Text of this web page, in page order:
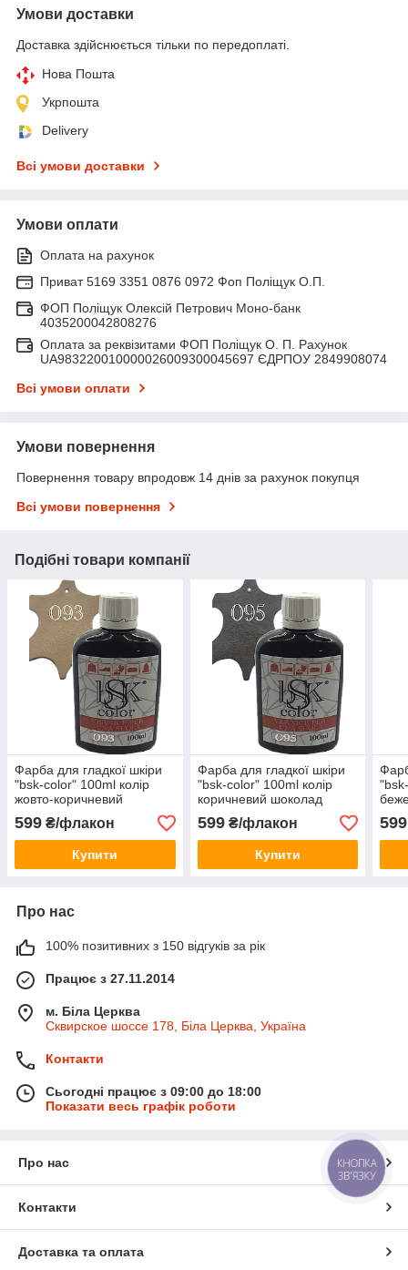
Умови доставки
Доставка здійснюється тільки по передоплаті.
Нова Пошта
Укрпошта
Delivery
Всі умови доставки
Умови оплати
Оплата на рахунок
Приват 5169 3351 0876 0972 Фоп Поліщук О.П.
ФОП Поліщук Олексій Петрович Моно-банк
4035200042808276
Оплата за реквізитами ФОП Поліщук О. П. Рахунок
UA983220010000026009300045697 ЄДРПОУ 2849908074
Всі умови оплати
Умови повернення
Повернення товару впродовж 14 днів за рахунок покупця
Всі умови повернення
Подібні товари компанії
Фарба для гладкої шкіри
"bsk-color" 100ml колір
жовто-коричневий
599 ₴/флакон
Купити
Фарба для гладкої шкіри
"bsk-color" 100ml колір
коричневий шоколад
599₴/флакон
Купити
599
Про нас
100% позитивних з 150 відгуків за рік
Працює з 27.11.2014
м. Біла Церква
Сквирское шоссе 178, Біла Церква, Україна
Контакти
Сьогодні працює з 09:00 до 18:00
Показати весь графік роботи
Про нас
Контакти
Доставка та оплата
КНОПКА
ЗВ'ЯЗКУ